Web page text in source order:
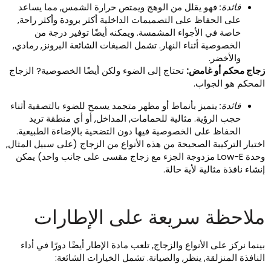
فائدة:فهو يقلل من الوهج ويمتص حرارة الشمس, مما يساعد
على الحفاظ على التصميمات الداخلية أكثر برودة وأكثر راحة,
خاصة في الأجواء المشمسة. ويمكنه أيضًا توفير درجة من
الخصوصية أثناء النهار. تشمل الصبغات الشائعة البرونز, رمادي,
والأخضر.
محكم أو غامض:تحتاج إلى الضوء ولكن أيضًا الخصوصية? الزجاج
هو الجواب.
فائدة:يتميز بأنماط أو مظهر متجمد يسمح للضوء بالتصفية أثناء
حجب الرؤية. مثالية للحمامات, المداخل, أو أي منطقة تريد
الحفاظ على الخصوصية فيها دون التضحية بالإضاءة الطبيعية.
التركيبة الصحيحة من هذه الأنواع من الزجاج (على سبيل المثال,
وحدة Low-E مزدوجة الجزء مع زجاج مقسى على جانب واحد) يمكن
نافذة مثالية لأية حالة.
سريعة على الإطارات
نركز على الأنواع والزجاج, تلعب مادة الإطار أيضًا دورًا في أداء
المنزلقة, ينظر, والصيانة. تشمل الخيارات الشائعة: